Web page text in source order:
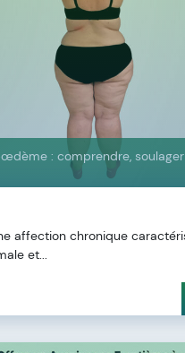
: comprendre,
affection chronique
et...